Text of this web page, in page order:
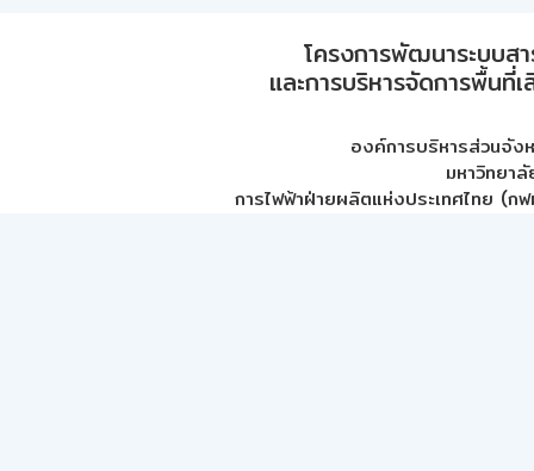
โครงการพัฒนาระบบส
และการบริหารจัดการพื้นที่
องค์การบริหารส่วนจัง
มหาวิทยา
การไฟฟ้าฝ่ายผลิตแห่งประเทศไทย (กฟ